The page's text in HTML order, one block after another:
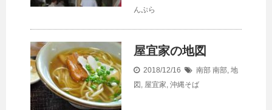
んぷら
屋宜家の地図
2018/12/16 南部 南部, 地
図 , 屋宜家, 沖縄そば